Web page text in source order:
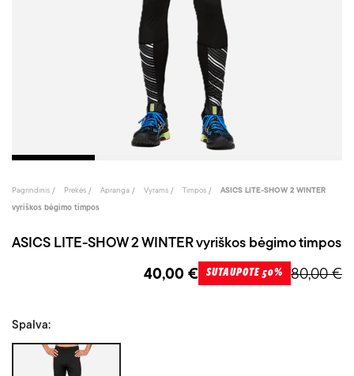
Pagrindinis Prekės Apranga Vyrams Timpos
ASICS LITE-SHOW 2 WINTER
vyriškos bėgimo timpos
ASICS LITE-SHOW 2 WINTER vyriškos bėgimo timpos
80,00 €
40,00 € SUTAUPOTE 50%
Spalva: